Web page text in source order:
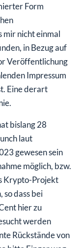
Form
mir nicht einmal
in Bezug auf
Veröffentlichung
Impressum
Eine derart
bislang 28
laut
gewesen sein
möglich, bzw.
Krypto-Projekt
dass bei
hier zu
werden
Rückstände von